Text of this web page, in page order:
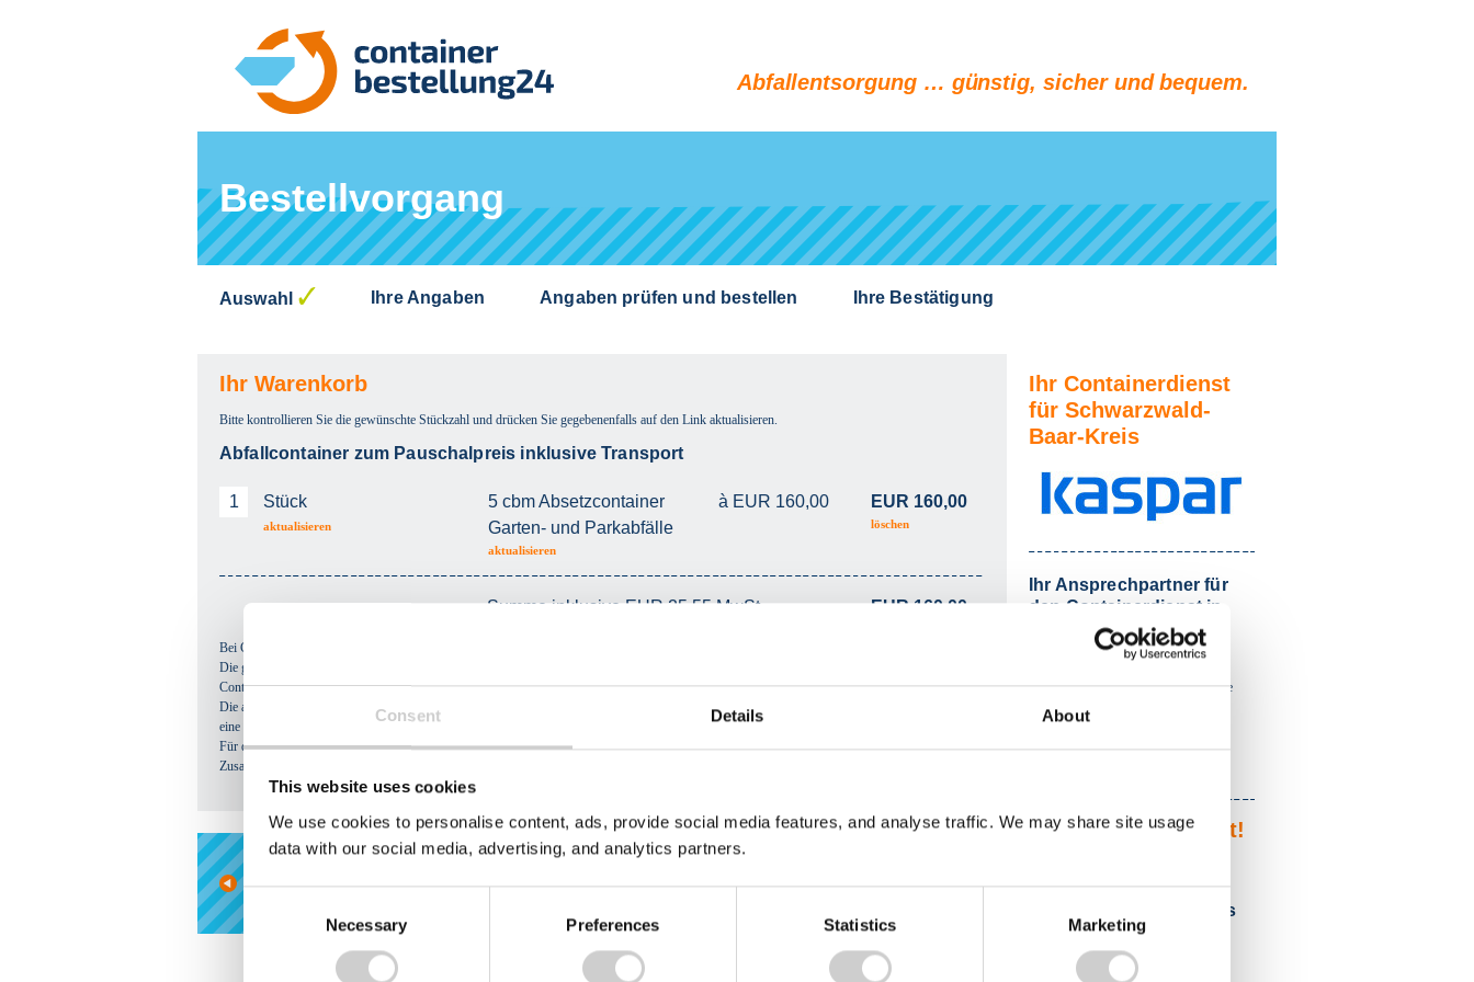
Consent Details About
This website uses cookies
We use cookies to personalise content, ads, provide social media features, and analyse traffic. We may share site usage
data with our social media, advertising, and analytics partners.
Necessary Preferences Statistics Marketing
Abfallentsorgung … günstig, sicher und bequem.
Bestellvorgang
Auswahl Ihre Angaben Angaben prüfen und bestellen Ihre Bestätigung
Ihr Warenkorb
Bitte kontrollieren Sie die gewünschte Stückzahl und drücken Sie gegebenenfalls auf den Link aktualisieren.
Abfallcontainer zum Pauschalpreis inklusive Transport
Stück
aktualisieren
5 cbm Absetzcontainer
Garten- und Parkabfälle
aktualisieren
à EUR 160,00 EUR 160,00
löschen
Summe inklusive EUR 25,55 MwSt. EUR 160,00
Bei Containergestellung sind 70 % des ausgewiesenen Pauschlapreises gegen Quittung an den Fahrer zu übergeben.
Die genannten Preise beinhalten eine maximale Standzeit zur Befüllung von 2 Wochen. Danach berechnen wir eine Standgebühr von 1,00 € pro
Container und Tag.
Die ausgewiesenen Containerpauschalpreise gehen von einem durchschnittlichen Befüllgewicht pro Abfallart aus. Wird dieses überschritten, erfolgt
eine Nachberechnung des Mehrgewichtes (gegen Vorlage entsprechender Nachweise)
Für den Inhalt und die Befüllung des Containers ist der Besteller verantwortlich. Der Containerinhalt wird nach seiner tatsächlichen
Zusammensetzung abgerechnet.
Weiter einkaufen Zur Kasse
Ihr Containerdienst
für Schwarzwald-
Baar-Kreis
Ihr Ansprechpartner für
den Containerdienst in
Herr Stefan Loga
Bitte teilen Sie am Telefon mit, dass Sie
von Containerbestellung24 kommen.
Fax: 07724 9401783
Von Kunden geprüft!
Containerdienst
Schwarzwald-Baar-Kreis